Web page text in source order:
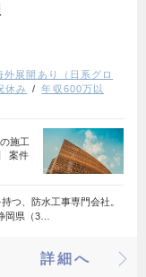
外展開あり（日系グロ
休み
年収600万以
施工
案件
つ、防水工事専門会社。
岡県（3…
詳細へ